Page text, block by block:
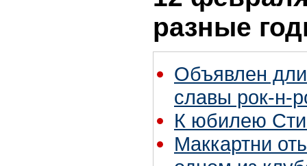
разные
Объявлен
славы рок-н-
К юбилею
Маккартни